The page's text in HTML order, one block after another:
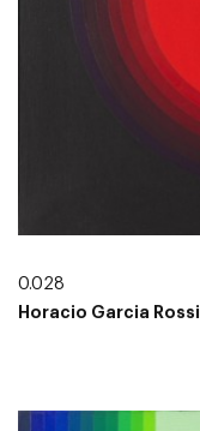
0.028
Horacio Garcia Rossi